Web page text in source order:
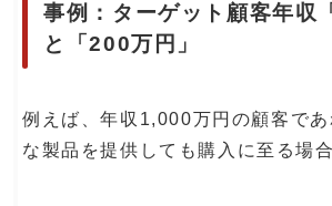
事例：ターゲット顧客年収
と「200万円」
例えば、年収1,000万円の顧客で
な製品を提供しても購入に至る場